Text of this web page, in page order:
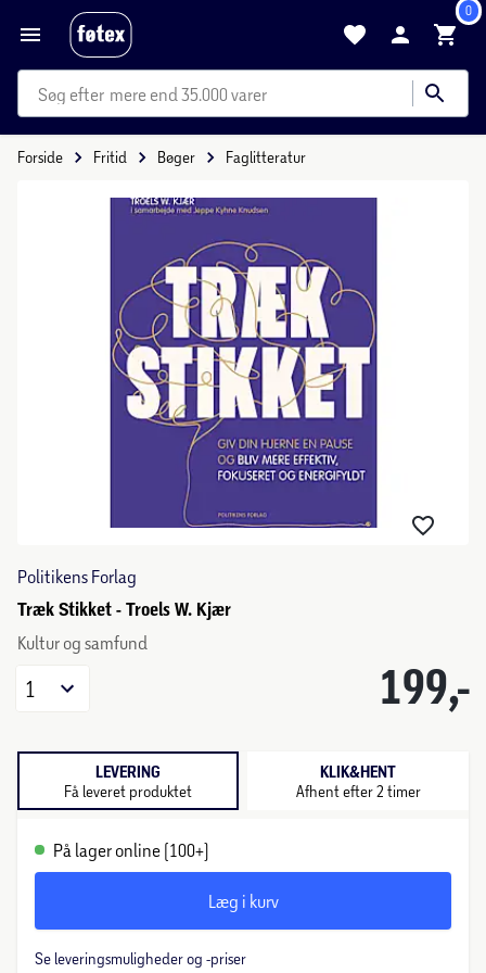
0
mere end 35.000 varer
Forside Fritid Bøger Faglitteratur
Politikens Forlag
Træk Stikket - Troels W. Kjær
Kultur og samfund
199,-
1
LEVERING
Få leveret produktet
KLIK&HENT
Afhent efter 2 timer
På lager online (100+)
Læg i kurv
Se leveringsmuligheder og -priser